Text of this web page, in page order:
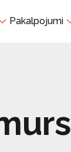
Pakalpojumi